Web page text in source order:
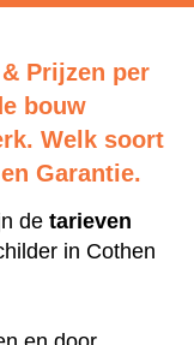
Prijzen per
bouw
Welk soort
Garantie.
de tarieven
in Cothen